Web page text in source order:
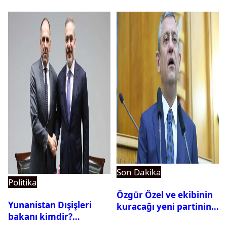
Politika
Yunanistan Dışişleri
bakanı kimdir?
Son Dakika
Özgür Özel ve ekibinin
kuracağı yeni partinin